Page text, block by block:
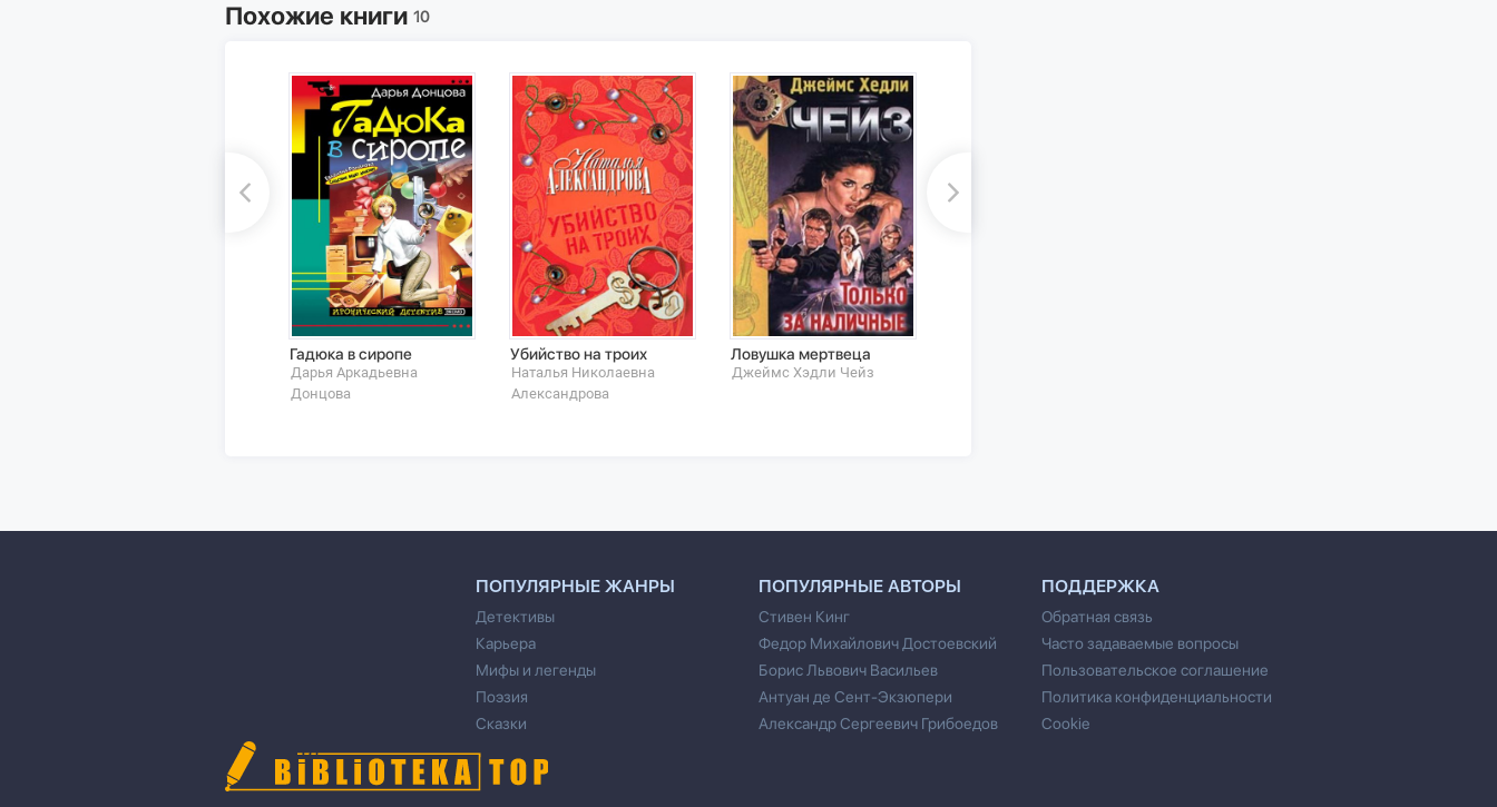
Похожие книги 10
Гадюка в сиропе
Дарья Аркадьевна
Донцова
Убийство на троих
Наталья Николаевна
Александрова
Ловушка мертвеца
Джеймс Хэдли Чейз
ПОПУЛЯРНЫЕ ЖАНРЫ
Детективы
Карьера
Мифы и легенды
Поэзия
Сказки
ПОПУЛЯРНЫЕ АВТОРЫ
Стивен Кинг
Федор Михайлович Достоевский
Борис Львович Васильев
Антуан де Сент-Экзюпери
Александр Сергеевич Грибоедов
ПОДДЕРЖКА
Обратная связь
Часто задаваемые вопросы
Пользовательское соглашение
Политика конфиденциальности
Cookie